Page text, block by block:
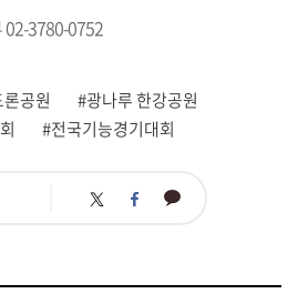
02-3780-0752
공원
#광나루 한강공원
#전국기능경기대회
트 페 카